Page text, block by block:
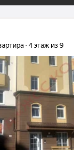
4 этаж из 9